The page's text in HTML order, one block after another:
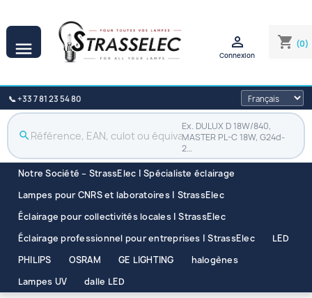
 shopping_cart (0)

Connexion
📞 +33 7 81 23 54 80
search
Ex. DULUX D 18W/840,
MASTER PL-C 18W, G24d-
2…
Notre Société – StrassElec | Spécialiste éclairage
Lampes pour CNRS et laboratoires | StrassElec
Éclairage pour collectivités locales | StrassElec
Éclairage professionnel pour entreprises | StrassElec
LED
PHILIPS
OSRAM GE LIGHTING
halogènes
Lampes UV
dalle LED